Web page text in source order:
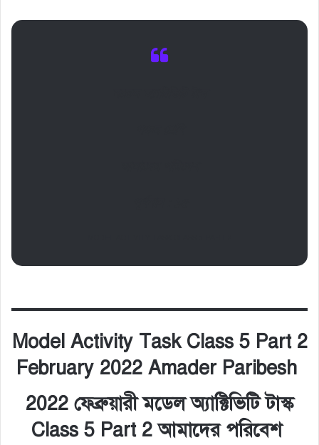
Model Activity Task Class 5 Part 2
February 2022 Amader Paribesh
2022 ফেব্রুয়ারী মডেল অ্যাক্টিভিটি টাস্ক
Class 5 Part 2 আমাদের পরিবেশ